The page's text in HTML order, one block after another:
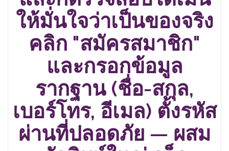
ให้มั่นใจว่าเป็นของจริง
คลิก "สมัครสมาชิก"
และกรอกข้อมูล
รากฐาน (ชื่อ-สกุล,
เบอร์โทร, อีเมล) ตั้งรหัส
ผ่านที่ปลอดภัย — ผสม